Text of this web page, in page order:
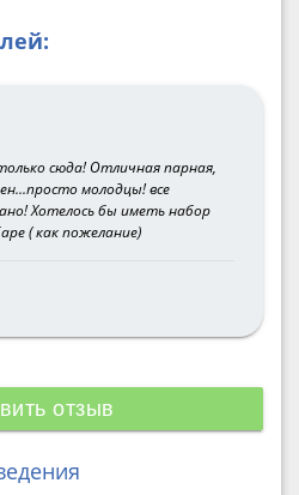
сюда! Отличная парная,
молодцы! все
Хотелось бы иметь набор
( как пожелание)
отзыв